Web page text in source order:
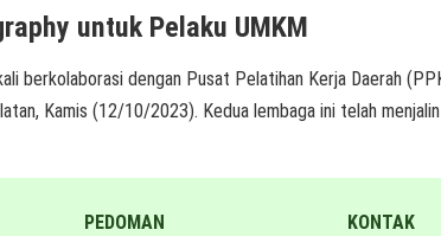
untuk Pelaku UMKM
berkolaborasi dengan Pusat Pelatihan Kerja Daerah
Kamis (12/10/2023). Kedua lembaga ini telah
PEDOMAN KONTAK